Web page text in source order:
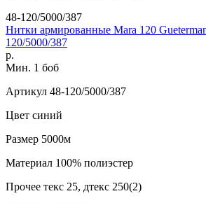
48-120/5000/387
Нитки армированные Mara 120
120/5000/387
р.
Мин. 1 боб
Артикул 48-120/5000/387
Цвет синий
Размер 5000м
Материал 100% полиэстер
Прочее текс 25, дтекс 250(2)